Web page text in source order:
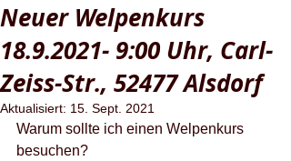
Neuer Welpenkurs
18.9.2021- 9:00 Uhr, Carl-
Zeiss-Str., 52477 Alsdorf
Aktualisiert: 15. Sept. 2021
Warum sollte ich einen Welpenkurs
besuchen?